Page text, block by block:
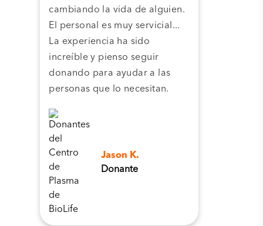
cambiando la vida de alguien.
El personal es muy servicial...
La experiencia ha sido
increíble y pienso seguir
donando para ayudar a las
personas que lo necesitan.
Jason K.
Donante